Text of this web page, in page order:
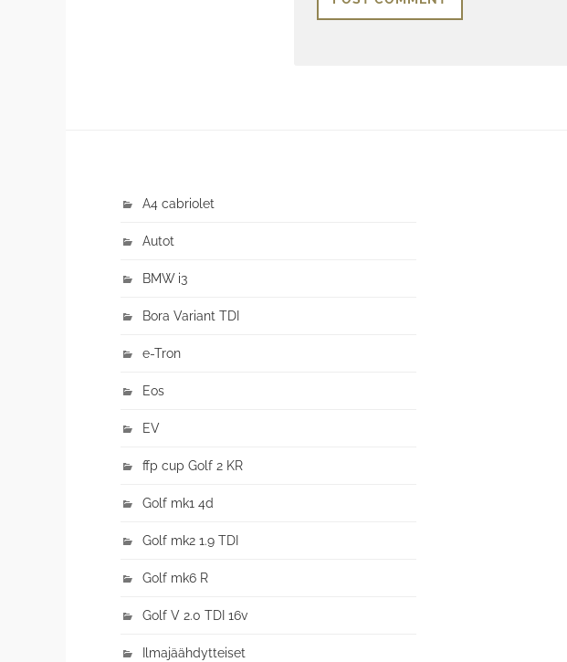
A4 cabriolet
Autot
BMW i3
Bora Variant TDI
e-Tron
Eos
EV
ffp cup Golf 2 KR
Golf mk1 4d
Golf mk2 1.9 TDI
Golf mk6 R
Golf V 2.0 TDI 16v
Ilmajäähdytteiset